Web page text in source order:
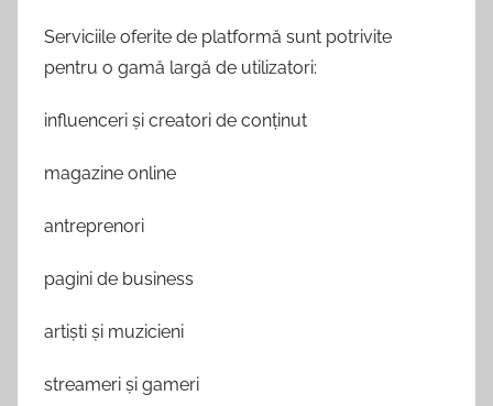
Serviciile oferite de platformă sunt potrivite
pentru o gamă largă de utilizatori:
influenceri și creatori de conținut
magazine online
antreprenori
pagini de business
artiști și muzicieni
streameri și gameri